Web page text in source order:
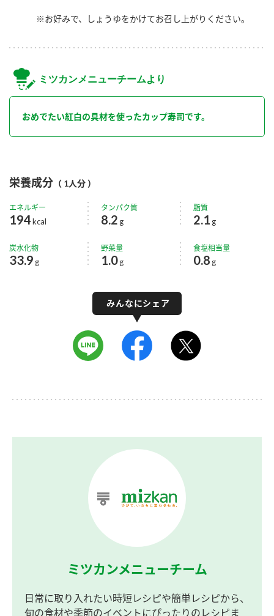
※お好みで、しょうゆをかけてお召し上がりください。
ミツカンメニューチームより
おめでたい紅白の具材を使ったカップ寿司です。
栄養成分 （ 1人分 ）
エネルギー
194kcal
タンパク質
8.2 g
脂質
2.1 g
炭水化物
33.9 g
野菜量
1.0g
食塩相当量
0.8 g
ミツカンメニューチーム
日常に取り入れたい時短レシピや簡単レシピから、
旬の食材や季節のイベントにぴったりのレシピま